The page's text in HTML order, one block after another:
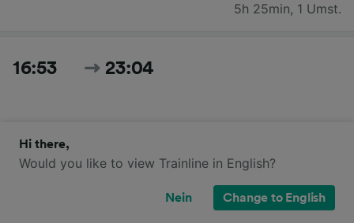
5h 25min, 1 Umst.
16:53 23:04
Hi there,
Would you like to view Trainline in English?
Nein Change to English